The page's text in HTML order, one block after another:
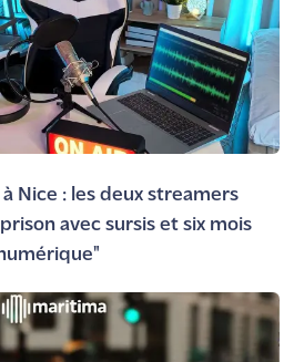
Nice : les deux streamers
avec sursis et six mois